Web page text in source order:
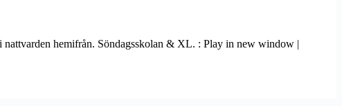
hemifrån. Söndagsskolan & XL. : Play in new window |